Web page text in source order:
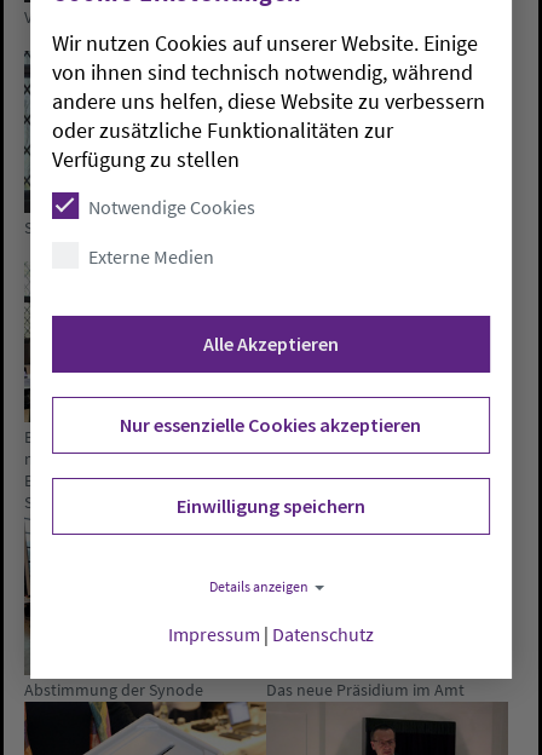
Vizepräsident Pfarrer Kai Wessels
Brandau
Schriftführerin Jutta-Wilhelms
Bischof Thomas Adomeit, die
neue Präsidentin Sabine
Blütchen und das neue
Synodenpräsidium
Abstimmung der Synode
Abstimmung der Synode Das neue Präsidium im Amt
Wir nutzen Cookies auf unserer Website. Einige
von ihnen sind technisch notwendig, während
andere uns helfen, diese Website zu verbessern
oder zusätzliche Funktionalitäten zur
Verfügung zu stellen
Notwendige Cookies
Externe Medien
Alle Akzeptieren
Nur essenzielle Cookies akzeptieren
Einwilligung speichern
Details anzeigen
Impressum | Datenschutz